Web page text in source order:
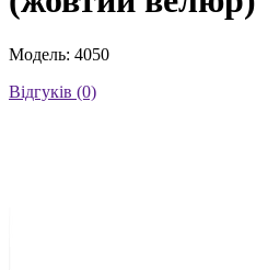
Модель: 4050
Відгуків (0)